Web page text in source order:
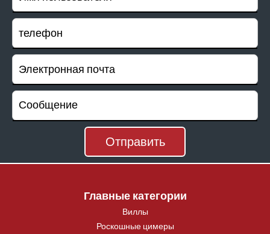
Главные категории
Виллы
Роскошные цимеры